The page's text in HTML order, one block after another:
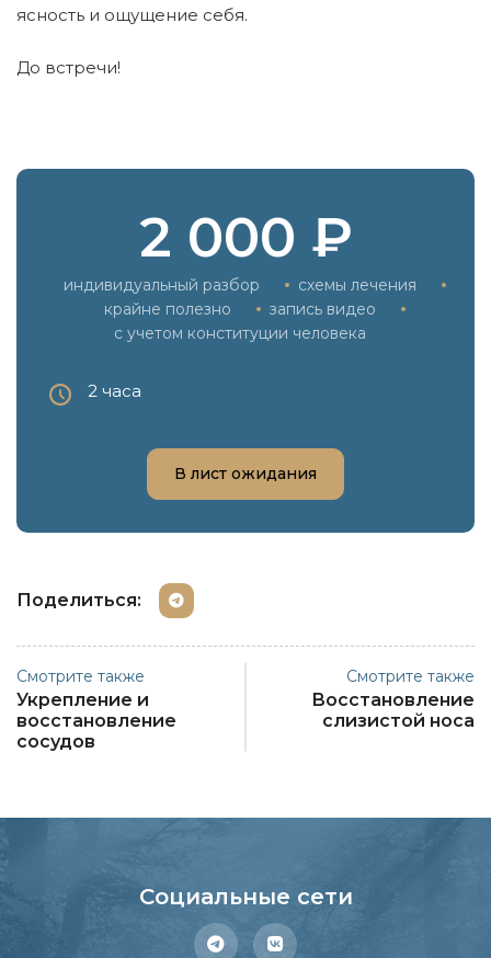
ясность и ощущение себя.
До встречи!
2 000 ₽
индивидуальный разбор
схемы лечения
крайне полезно
запись видео
с учетом конституции человека
2 часа
В лист ожидания
Поделиться:
Смотрите также
Укрепление и
восстановление
сосудов
Смотрите также
Восстановление
слизистой носа
Социальные сети